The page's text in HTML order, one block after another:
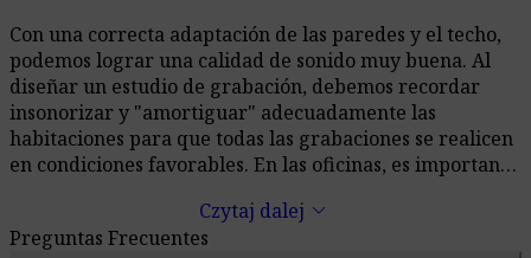
Con una correcta adaptación de las paredes y el techo,
podemos lograr una calidad de sonido muy buena. Al
diseñar un estudio de grabación, debemos recordar
insonorizar y "amortiguar" adecuadamente las
habitaciones para que todas las grabaciones se realicen
en condiciones favorables. En las oficinas, es importante
lo que mejorará significativamente la eficiencia y el
bienestar de quienes trabajan allí. Al crear un cine en
Czytaj dalej keyboard_arrow_down
Preguntas Frecuentes